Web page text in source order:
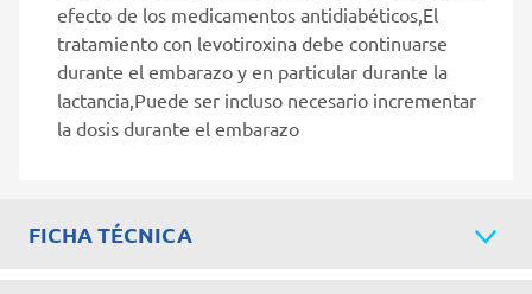
efecto de los medicamentos antidiabéticos,El
tratamiento con levotiroxina debe continuarse
durante el embarazo y en particular durante la
lactancia,Puede ser incluso necesario incrementar
la dosis durante el embarazo
FICHA TÉCNICA